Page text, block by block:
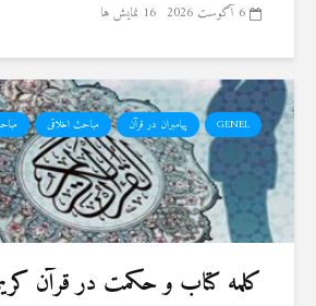
6 آگوست 2026 16 نمایش ها
GENEL پیامبران در قرآن مباحث اخلاقی
کلمه کتاب و حکمت در قرآن